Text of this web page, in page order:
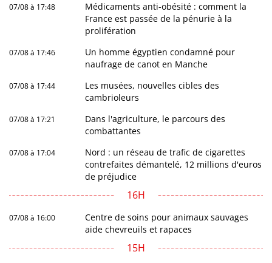
07/08 à 17:48
Médicaments anti-obésité : comment la
France est passée de la pénurie à la
prolifération
07/08 à 17:46
Un homme égyptien condamné pour
naufrage de canot en Manche
07/08 à 17:44
Les musées, nouvelles cibles des
cambrioleurs
07/08 à 17:21
Dans l'agriculture, le parcours des
combattantes
07/08 à 17:04
Nord : un réseau de trafic de cigarettes
contrefaites démantelé, 12 millions d'euros
de préjudice
16H
07/08 à 16:00
Centre de soins pour animaux sauvages
aide chevreuils et rapaces
15H